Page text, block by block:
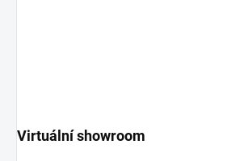
Virtuální showroom